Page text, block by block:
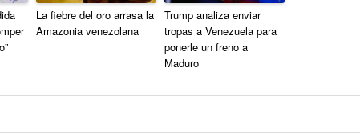
La fiebre del oro arrasa la
Amazonia venezolana
Trump analiza enviar
tropas a Venezuela para
ponerle un freno a
Maduro